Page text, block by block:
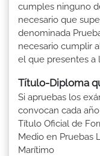
cumples ninguno
necesario que
denominada
necesario cumplir
el que presentes a
Título-Diploma
Si apruebas los
convocan cada
Título Oficial de
Medio en Pruebas
Marítimo